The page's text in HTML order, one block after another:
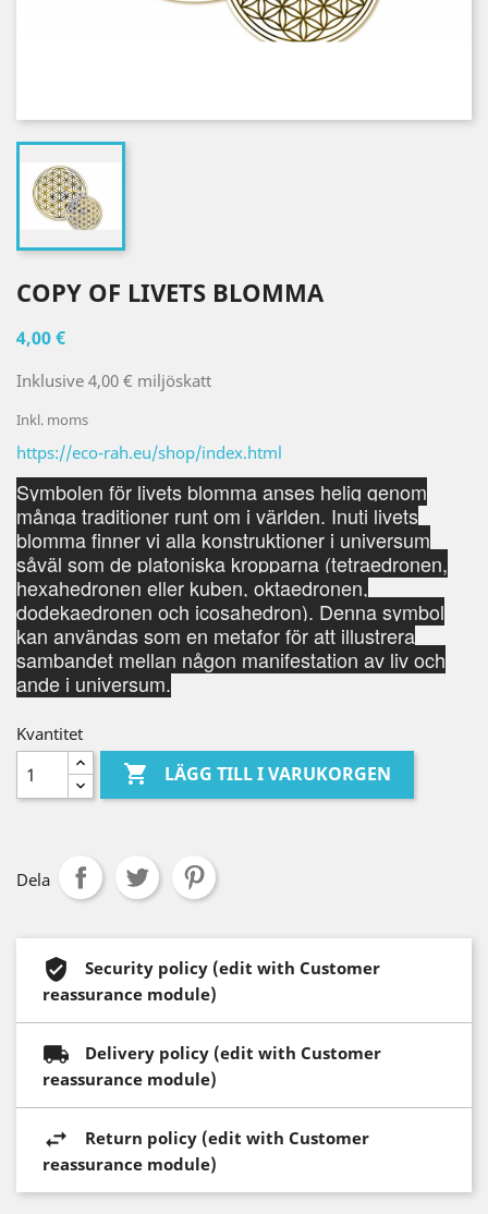
COPY OF LIVETS BLOMMA
4,00 €
Inklusive 4,00 € miljöskatt
Inkl. moms
https://eco-rah.eu/shop/index.html
Symbolen för livets blomma anses helig genom
många traditioner runt om i världen. Inuti livets
blomma finner vi alla konstruktioner i universum
såväl som de platoniska kropparna (tetraedronen,
hexahedronen eller kuben, oktaedronen,
dodekaedronen och icosahedron). Denna symbol
kan användas som en metafor för att illustrera
sambandet mellan någon manifestation av liv och
ande i universum.
Kvantitet
 LÄGG TILL I VARUKORGEN
Dela
Security policy (edit with Customer
reassurance module)
Delivery policy (edit with Customer
reassurance module)
Return policy (edit with Customer
reassurance module)